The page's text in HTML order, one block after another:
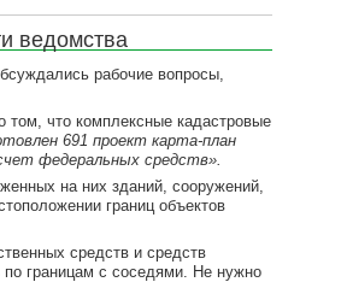
ведомства
рабочие вопросы,
что комплексные кадастровые
691 проект карта-план
федеральных средств».
на них зданий, сооружений,
границ объектов
средств и средств
по границам с соседями. Не нужно